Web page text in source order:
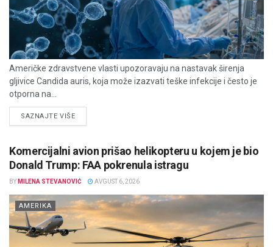
Američke zdravstvene vlasti upozoravaju na nastavak širenja
gljivice Candida auris, koja može izazvati teške infekcije i često je
otporna na...
SAZNAJTE VIŠEDETAILS
Komercijalni avion prišao helikopteru u kojem je bio
Donald Trump: FAA pokrenula istragu
BY MILENA STEVANOVIĆ AVGUST 6, 2026
AMERIKA